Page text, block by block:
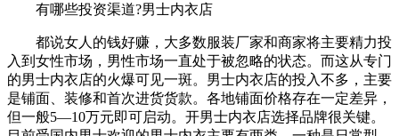
有哪些投资渠道?男士内衣店
都说女人的钱好赚，大多数服装厂家和商家将主要精力投
入到女性市场，男性市场一直处于被忽略的状态。而这从专门
的男士内衣店的火爆可见一斑。男士内衣店的投入不多，主要
是铺面、装修和首次进货货款。各地铺面价格存在一定差异，
但一般5—10万元即可启动。开男士内衣店选择品牌很关键。